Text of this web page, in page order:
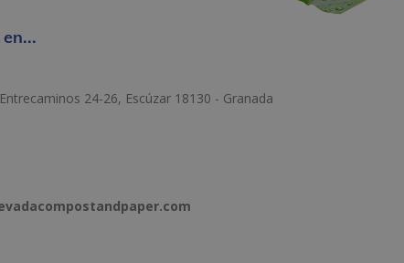
24-26, Escúzar 18130 - Granada